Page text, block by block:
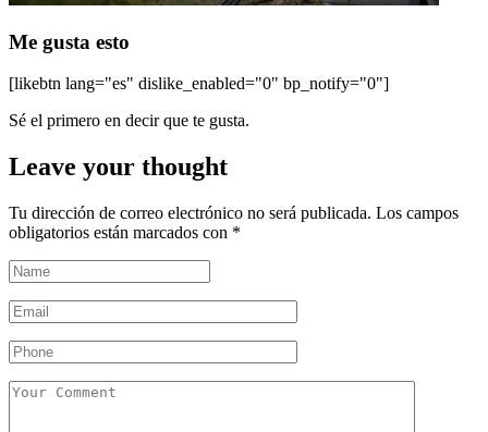
Me gusta esto
[likebtn lang="es" dislike_enabled="0" bp_notify="0"]
Sé el primero en decir que te gusta.
Leave your thought
Tu dirección de correo electrónico no será publicada. Los campos
obligatorios están marcados con *